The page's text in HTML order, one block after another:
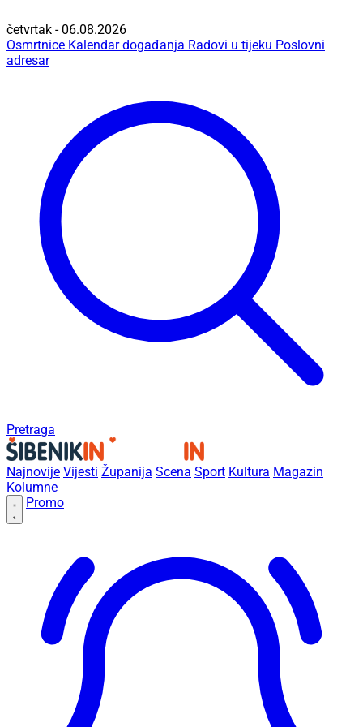
četvrtak - 06.08.2026
Osmrtnice Kalendar događanja Radovi u tijeku Poslovni
adresar
Pretraga
Najnovije Vijesti Županija Scena Sport Kultura Magazin
Kolumne
Promo